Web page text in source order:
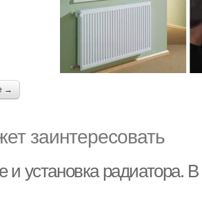
→
заинтересовать
и установка радиатора.